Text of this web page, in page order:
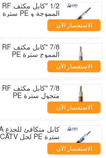
المموجة و PE سترة
الاستفسار الآن
المموج سترة PE
الاستفسار الآن
متجول سترة PE
الاستفسار الآن
سترة PE لحل CATV
الاستفسار الآن